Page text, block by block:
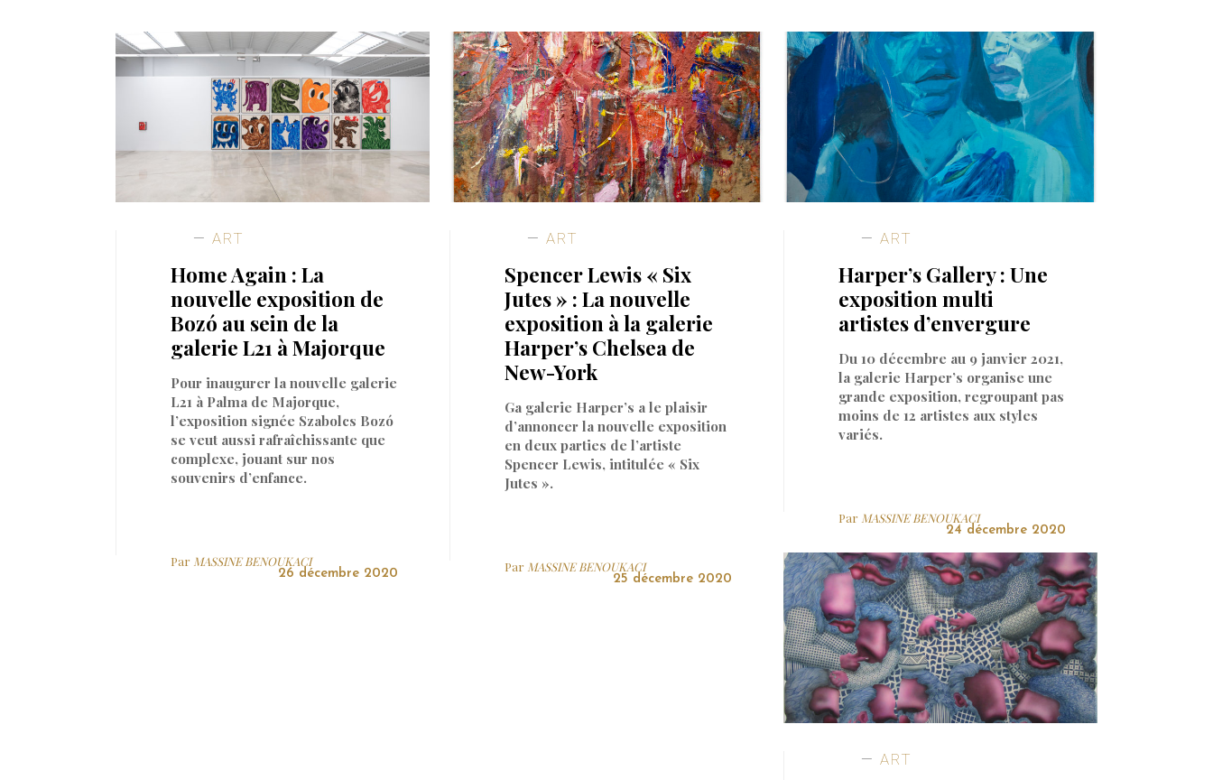
ART
Home Again : La
nouvelle exposition de
Bozó au sein de la
galerie L21 à Majorque
Pour inaugurer la nouvelle galerie
L21 à Palma de Majorque,
l’exposition signée Szabolcs Bozó
se veut aussi rafraîchissante que
complexe, jouant sur nos
souvenirs d’enfance.
Par MASSINE BENOUKACI
26 décembre 2020
ART
Spencer Lewis « Six
Jutes » : La nouvelle
exposition à la galerie
Harper’s Chelsea de
New-York
Ga galerie Harper’s a le plaisir
d’annoncer la nouvelle exposition
en deux parties de l’artiste
Spencer Lewis, intitulée « Six
Jutes ».
Par MASSINE BENOUKACI
25 décembre 2020
ART
Harper’s Gallery : Une
exposition multi
artistes d’envergure
Du 10 décembre au 9 janvier 2021,
la galerie Harper’s organise une
grande exposition, regroupant pas
moins de 12 artistes aux styles
variés.
Par MASSINE BENOUKACI
24 décembre 2020
ART